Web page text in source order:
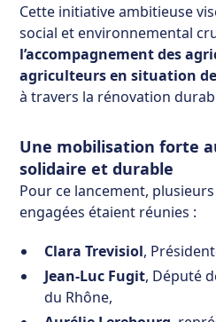
Cette initiative ambitieuse
social et environnemental
l’accompagnement des
agriculteurs en situation
à travers la rénovation
Une mobilisation forte
solidaire et durable
Pour ce lancement,
engagées étaient réunies :
Clara Trevisiol,
Jean-Luc Fugit, Député
du Rhône,